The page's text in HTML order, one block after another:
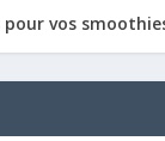
vos